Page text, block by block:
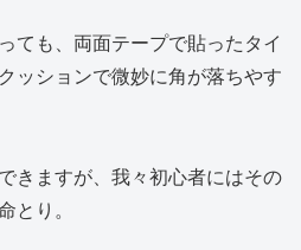
ても、両面テープで貼ったタイ
ッションで微妙に角が落ちやす
きますが、我々初心者にはその
とり。